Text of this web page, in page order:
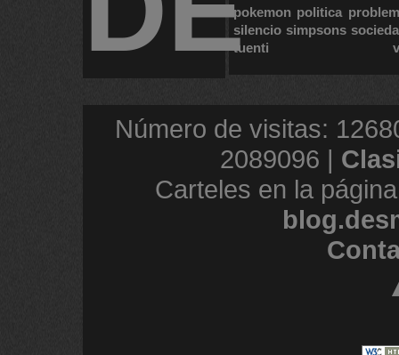
pokemon politica
silencio simpsons
tuenti
Número de visitas:
2089096 |
Carteles en la